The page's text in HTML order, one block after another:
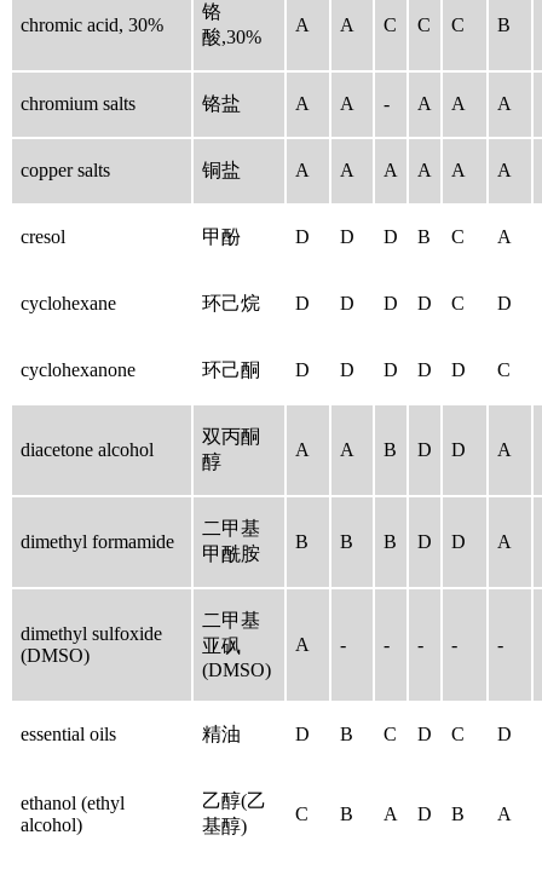
chromic acid, 30%
铬
酸,30%
A A C C C B
chromium salts 铬盐 A A - A A A
copper salts 铜盐 A A A A A A
cresol 甲酚 D D D B C A
cyclohexane 环己烷 D D D D C D
cyclohexanone 环己酮 D D D D D C
diacetone alcohol
双丙酮
醇
A A B D D A
dimethyl formamide
二甲基
甲酰胺
B B B D D A
dimethyl sulfoxide
(DMSO)
二甲基
亚砜
(DMSO)
A - - - - -
essential oils 精油 D B C D C D
ethanol (ethyl
alcohol)
乙醇(乙
基醇)
C B A D B A